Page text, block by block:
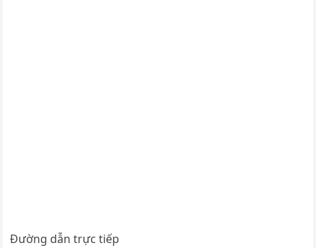
Đường dẫn trực tiếp